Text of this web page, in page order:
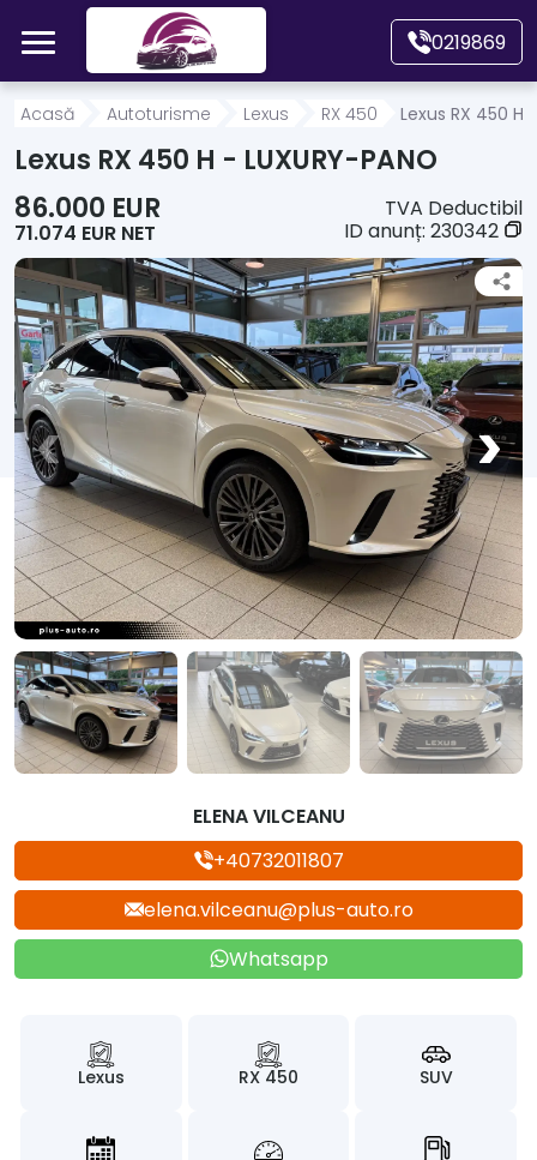
Mergi direct la conținutul principal
0219869
Acasă
Motociclete
Autoutilitare
Alte tipuri vehicule
Despre Noi
Contact
Acasă Autoturisme Lexus RX 450 Lexus RX 450 H
Lexus RX 450 H - LUXURY-PANO
86.000 EUR
71.074 EUR NET
TVA Deductibil
ID anunț: 230342
ELENA VILCEANU
+40732011807
elena.vilceanu@plus-auto.ro
Whatsapp
Lexus RX 450 SUV